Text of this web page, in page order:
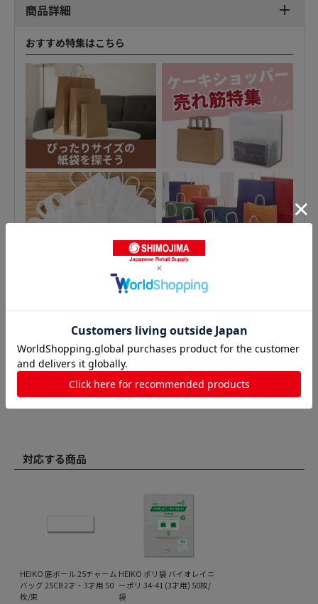
商品詳細
おすすめ特集はこちら
対応する商品
HEIKO 底ボール 25チャーム
バッグ 25CB 2才・3才用 50
枚/束
HEIKO ポリ袋 バイオレイニ
ーポリ 34-41 (3才用) 50枚/
袋